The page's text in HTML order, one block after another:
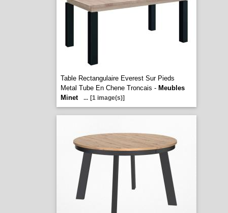
Table Rectangulaire Everest Sur Pieds
Metal Tube En Chene Troncais - Meubles
Minet
... [1 image(s)]